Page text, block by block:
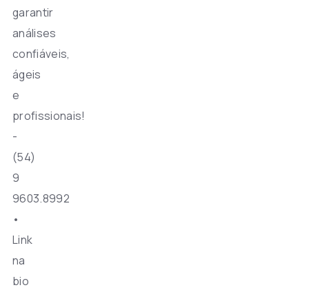
garantir
análises
confiáveis,
ágeis
e
profissionais!
-
(54)
9
9603.8992
•
Link
na
bio